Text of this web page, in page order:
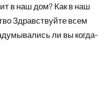
в наш дом? Как в наш
Здравствуйте всем
ли вы когда-